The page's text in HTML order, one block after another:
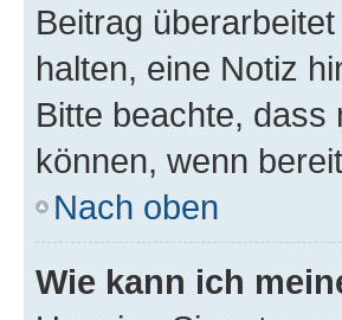
Beitrag
halten, eine Notiz
Bitte beachte, dass
können, wenn
Nach oben
Wie kann ich